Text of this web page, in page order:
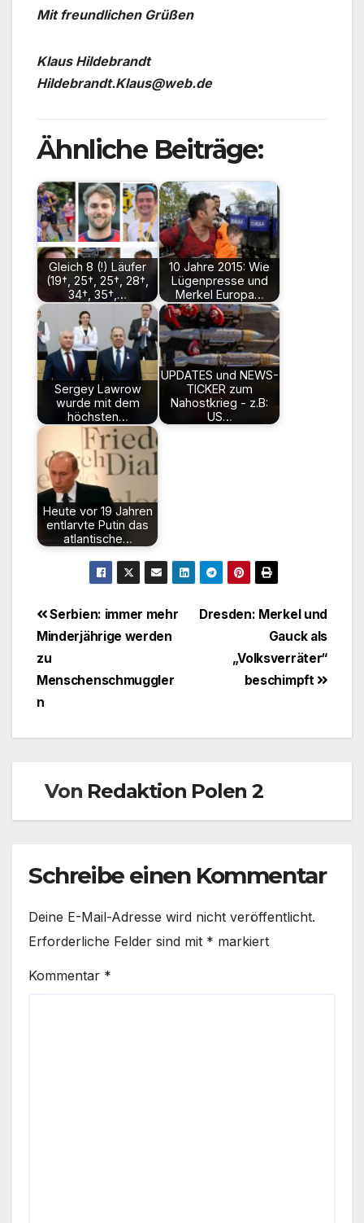
Mit freundlichen Grüßen
Klaus Hildebrandt
Hildebrandt.Klaus@web.de
Ähnliche Beiträge:
Gleich 8 (!) Läufer
(19†, 25†, 25†, 28†,
34†, 35†,…
10 Jahre 2015: Wie
Lügenpresse und
Merkel Europa…
Sergey Lawrow
wurde mit dem
höchsten…
UPDATES und NEWS-
TICKER zum
Nahostkrieg - z.B:
US…
Heute vor 19 Jahren
entlarvte Putin das
atlantische…
Beitragsnavigation
Dresden: Merkel und
Gauck als
„Volksverräter“
beschimpft
Serbien: immer mehr
Minderjährige werden
zu
Menschenschmuggler
n
Von Redaktion Polen 2
Schreibe einen Kommentar
Deine E-Mail-Adresse wird nicht veröffentlicht.
Erforderliche Felder sind mit * markiert
Kommentar *